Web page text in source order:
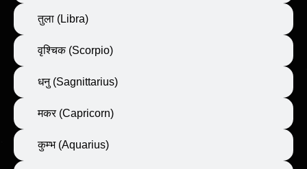
तुला (Libra)
वृश्चिक (Scorpio)
धनु (Sagnittarius)
मकर (Capricorn)
कुम्भ (Aquarius)